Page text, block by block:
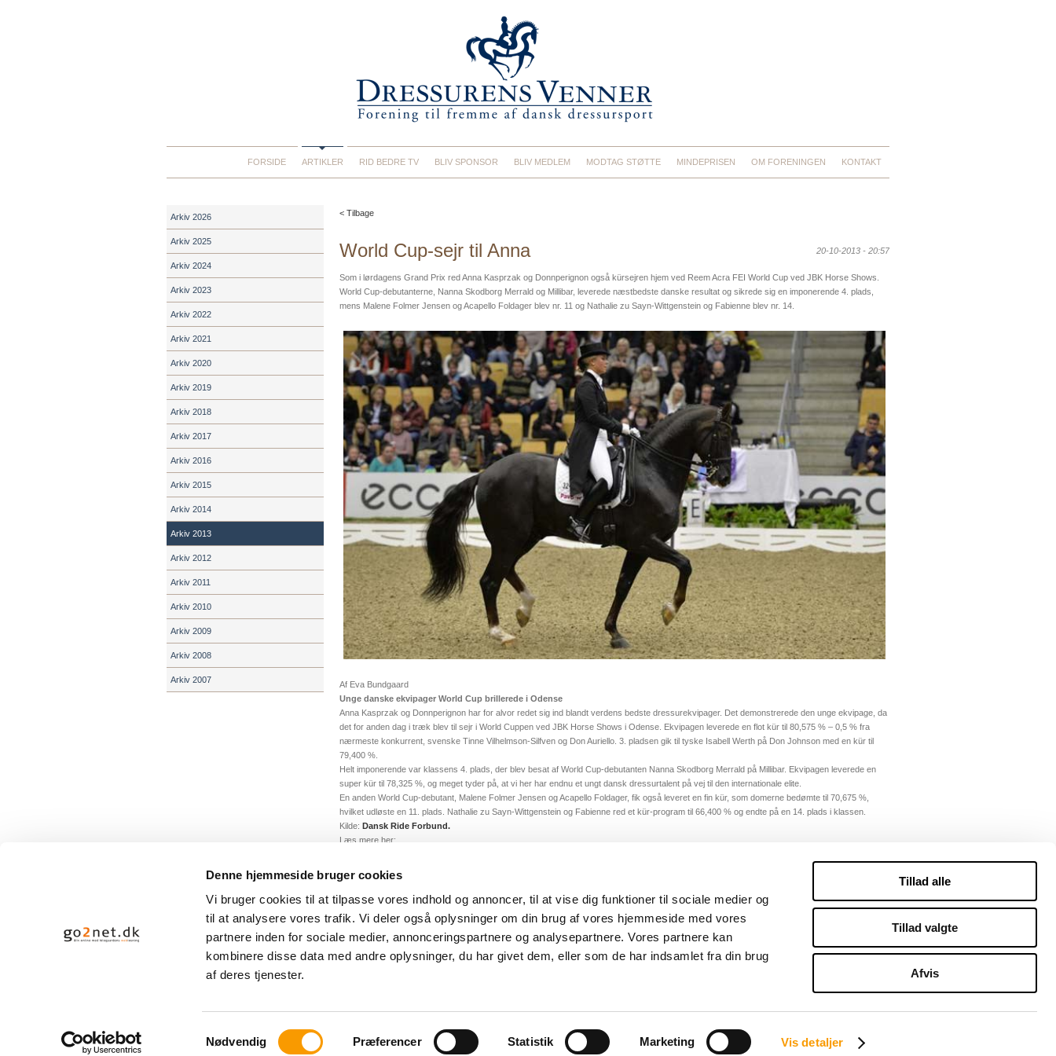
Denne hjemmeside bruger cookies
Vi bruger cookies til at tilpasse vores indhold og annoncer, til at vise dig funktioner til sociale medier og
til at analysere vores trafik. Vi deler også oplysninger om din brug af vores hjemmeside med vores
partnere inden for sociale medier, annonceringspartnere og analysepartnere. Vores partnere kan
kombinere disse data med andre oplysninger, du har givet dem, eller som de har indsamlet fra din brug
af deres tjenester.
Samtykkevalg
Nødvendig Præferencer Statistik Marketing Vis detaljer
Tillad alle
Tillad valgte
Afvis
FORSIDE ARTIKLER RID BEDRE TV BLIV SPONSOR BLIV MEDLEM MODTAG STØTTE MINDEPRISEN OM FORENINGEN KONTAKT
Arkiv 2026
Arkiv 2025
Arkiv 2024
Arkiv 2023
Arkiv 2022
Arkiv 2021
Arkiv 2020
Arkiv 2019
Arkiv 2018
Arkiv 2017
Arkiv 2016
Arkiv 2015
Arkiv 2014
Arkiv 2013
Arkiv 2012
Arkiv 2011
Arkiv 2010
Arkiv 2009
Arkiv 2008
Arkiv 2007
< Tilbage
World Cup-sejr til Anna 20-10-2013 - 20:57
Som i lørdagens Grand Prix red Anna Kasprzak og Donnperignon også kürsejren hjem ved Reem Acra FEI World Cup ved JBK Horse Shows.
World Cup-debutanterne, Nanna Skodborg Merrald og Millibar, leverede næstbedste danske resultat og sikrede sig en imponerende 4. plads,
mens Malene Folmer Jensen og Acapello Foldager blev nr. 11 og Nathalie zu Sayn-Wittgenstein og Fabienne blev nr. 14.
Af Eva Bundgaard
Unge danske ekvipager World Cup brillerede i Odense
Anna Kasprzak og Donnperignon har for alvor redet sig ind blandt verdens bedste dressurekvipager. Det demonstrerede den unge ekvipage, da
det for anden dag i træk blev til sejr i World Cuppen ved JBK Horse Shows i Odense. Ekvipagen leverede en flot kür til 80,575 % – 0,5 % fra
nærmeste konkurrent, svenske Tinne Vilhelmson-Silfven og Don Auriello. 3. pladsen gik til tyske Isabell Werth på Don Johnson med en kür til
79,400 %.
Helt imponerende var klassens 4. plads, der blev besat af World Cup-debutanten Nanna Skodborg Merrald på Millibar. Ekvipagen leverede en
super kür til 78,325 %, og meget tyder på, at vi her har endnu et ungt dansk dressurtalent på vej til den internationale elite.
En anden World Cup-debutant, Malene Folmer Jensen og Acapello Foldager, fik også leveret en fin kür, som domerne bedømte til 70,675 %,
hvilket udløste en 11. plads. Nathalie zu Sayn-Wittgenstein og Fabienne red et kür-program til 66,400 % og endte på en 14. plads i klassen.
Kilde: Dansk Ride Forbund.
Læs mere her:
DRESSURENS VENNER
COPYRIGHT © 2026 - DRESSURENS VENNER
UDVIKLET AFGO2NET.DK